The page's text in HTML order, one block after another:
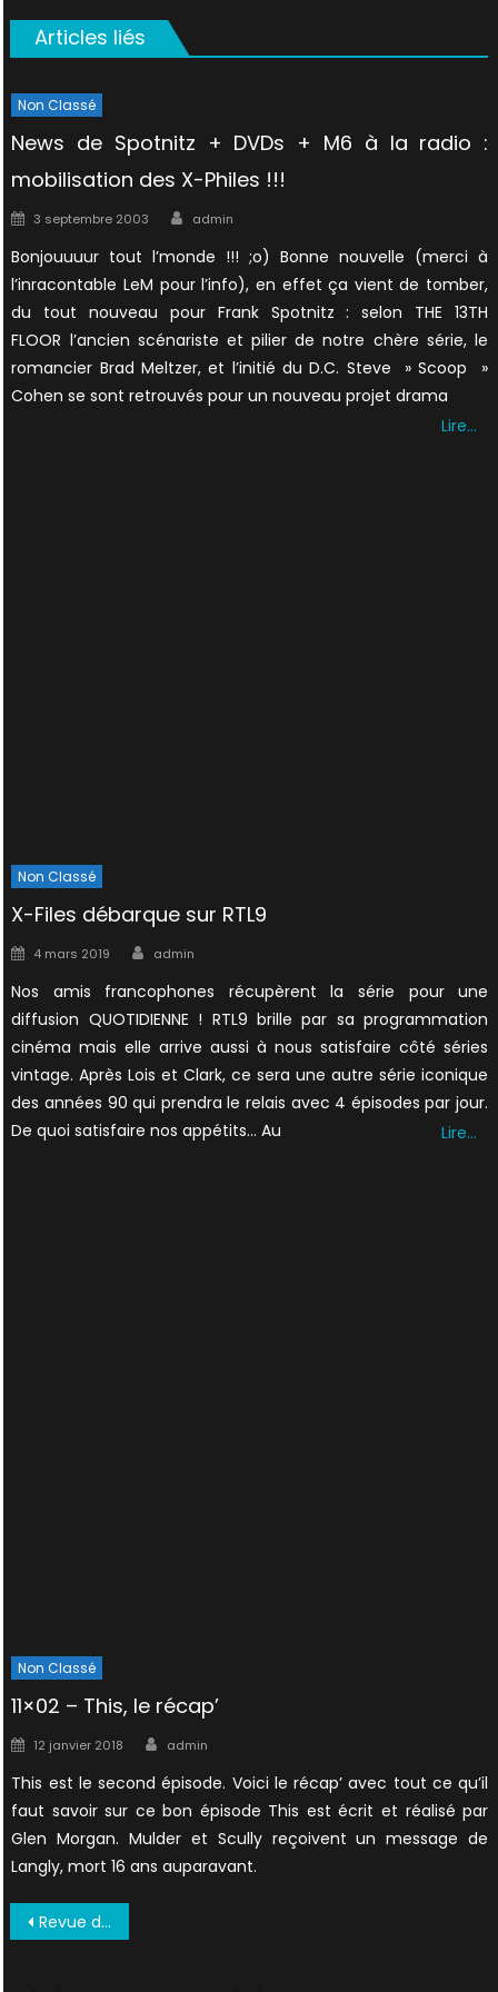
Articles liés
Non Classé
News de Spotnitz + DVDs + M6 à la radio :
mobilisation des X-Philes !!!
Posted
3 septembre 2003 Author
admin
Bonjouuuur tout l’monde !!! ;o) Bonne nouvelle (merci à
l’inracontable LeM pour l’info), en effet ça vient de tomber,
du tout nouveau pour Frank Spotnitz : selon THE 13TH
FLOOR l’ancien scénariste et pilier de notre chère série, le
romancier Brad Meltzer, et l’initié du D.C. Steve » Scoop »
Cohen se sont retrouvés pour un nouveau projet drama
Lire…
Non Classé
X-Files débarque sur RTL9
Posted
4 mars 2019 Author
admin
Nos amis francophones récupèrent la série pour une
diffusion QUOTIDIENNE ! RTL9 brille par sa programmation
cinéma mais elle arrive aussi à nous satisfaire côté séries
vintage. Après Lois et Clark, ce sera une autre série iconique
des années 90 qui prendra le relais avec 4 épisodes par jour.
De quoi satisfaire nos appétits… Au
Lire…
Non Classé
11×02 – This, le récap’
Posted
12 janvier 2018 Author
admin
This est le second épisode. Voici le récap’ avec tout ce qu’il
faut savoir sur ce bon épisode This est écrit et réalisé par
Glen Morgan. Mulder et Scully reçoivent un message de
Langly, mort 16 ans auparavant.
Navigation
Revue de presse : analyse de Guigui, ebay et Lab Secret